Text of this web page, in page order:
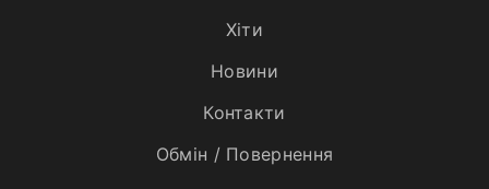
Хiти
Новини
Контакти
Обмін / Повернення